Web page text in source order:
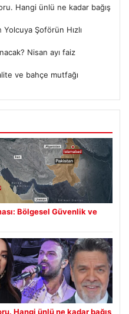
Hangi ünlü ne kadar bağış
Şoförün Hızlı
Nisan ayı faiz
ve bahçe mutfağı
Bölgesel Güvenlik ve
Hangi ünlü ne kadar bağış